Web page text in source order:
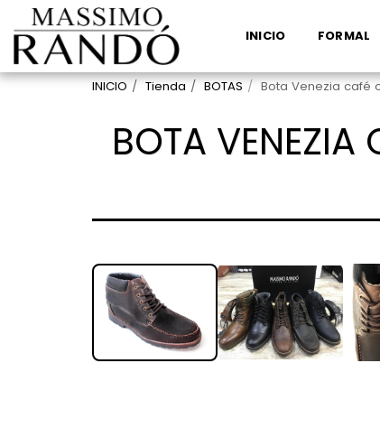
INICIO FORMAL
INICIO Tienda BOTAS Bota Venezia café
BOTA VENEZIA